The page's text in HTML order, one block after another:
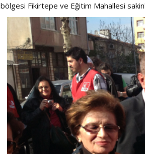
bölgesi Fikirtepe ve Eğitim Mahallesi